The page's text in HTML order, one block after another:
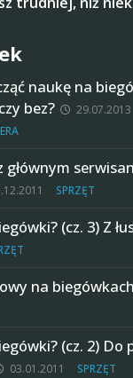
naukę na
bez?
29.07.2013
głównym
SPRZĘT
(cz. 3) Z
na biegówkach
(cz. 2) Do
03.01.2011 SPRZĘT